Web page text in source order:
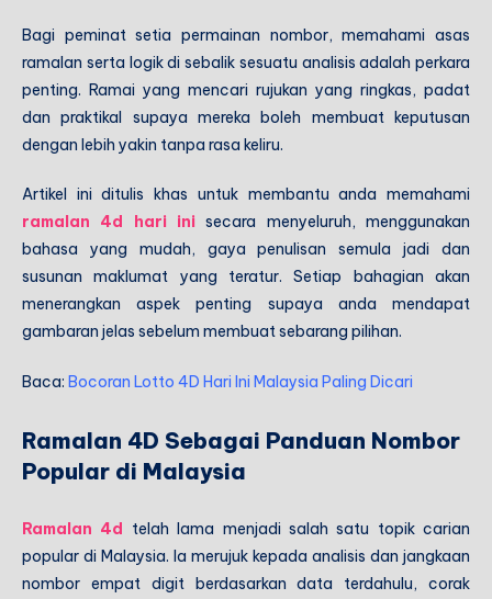
Bagi peminat setia permainan nombor, memahami asas
ramalan serta logik di sebalik sesuatu analisis adalah perkara
penting. Ramai yang mencari rujukan yang ringkas, padat
dan praktikal supaya mereka boleh membuat keputusan
dengan lebih yakin tanpa rasa keliru.
Artikel ini ditulis khas untuk membantu anda memahami
ramalan 4d hari ini secara menyeluruh, menggunakan
bahasa yang mudah, gaya penulisan semula jadi dan
susunan maklumat yang teratur. Setiap bahagian akan
menerangkan aspek penting supaya anda mendapat
gambaran jelas sebelum membuat sebarang pilihan.
Baca: Bocoran Lotto 4D Hari Ini Malaysia Paling Dicari
Ramalan 4D Sebagai Panduan Nombor
Popular di Malaysia
Ramalan 4d telah lama menjadi salah satu topik carian
popular di Malaysia. Ia merujuk kepada analisis dan jangkaan
nombor empat digit berdasarkan data terdahulu, corak